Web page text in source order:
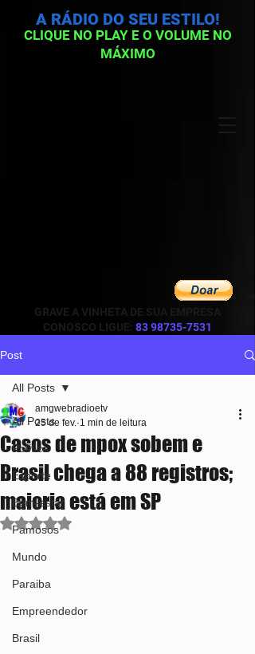
GRAVE A VINHETA DE SUA EMPRESA
CONOSCO LIGUE:
83 98735-7531
CLIQUE NO PLAY E O VOLUME NO
MÁXIMO
A RÁDIO DO SEU ESTILO!
Post
All Posts
Política
Esporte
Bem-estar
Famosos
Mundo
Paraiba
Empreendedor
Brasil
All Posts
Casos de mpox sobem e
Brasil chega a 88 registros;
maioria está em SP
amgwebradioetv
25 de fev. 1 min de leitura
Avaliado com NaN de 5 estrelas.